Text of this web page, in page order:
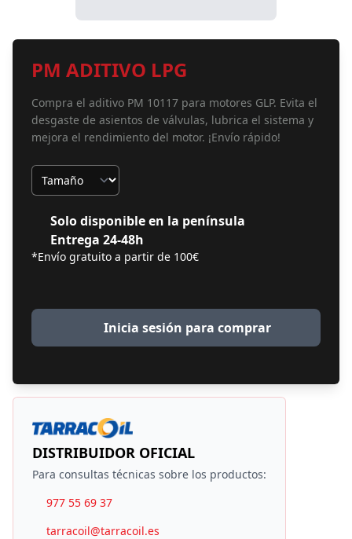
PM ADITIVO LPG
Compra el aditivo PM 10117 para motores GLP. Evita el
desgaste de asientos de válvulas, lubrica el sistema y
mejora el rendimiento del motor. ¡Envío rápido!
Tamaño
Solo disponible en la península
Entrega 24-48h
*Envío gratuito a partir de 100€
Inicia sesión para comprar
DISTRIBUIDOR OFICIAL
Para consultas técnicas sobre los productos:
977 55 69 37
tarracoil@tarracoil.es